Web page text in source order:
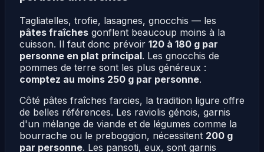
Tagliatelles, trofie, lasagnes, gnocchis — les
pâtes fraîches gonflent beaucoup moins à la
cuisson. Il faut donc prévoir 120 à 180 g par
personne en plat principal. Les gnocchis de
pommes de terre sont les plus généreux :
comptez au moins 250 g par personne.
Côté pâtes fraîches farcies, la tradition ligure offre
de belles références. Les raviolis génois, garnis
d'un mélange de viande et de légumes comme la
bourrache ou le preboggion, nécessitent 200 g
par personne. Les pansoti, eux, sont garnis